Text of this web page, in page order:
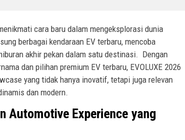
cara baru dalam mengeksplorasi dunia
berbagai kendaraan EV terbaru, mencoba
akhir pekan dalam satu destinasi. Dengan
dan pilihan premium EV terbaru, EVOLUXE 2026
yang tidak hanya inovatif, tetapi juga relevan
dan modern.
Automotive Experience yang